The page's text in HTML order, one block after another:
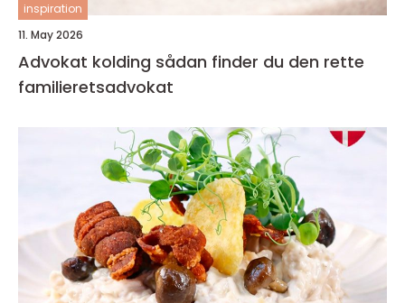
inspiration
11. May 2026
Advokat kolding sådan finder du den rette
familieretsadvokat